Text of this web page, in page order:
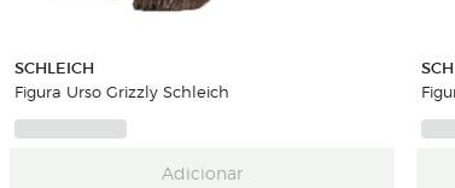
SCHLEICH
Figura Urso Grizzly Schleich
Adicionar